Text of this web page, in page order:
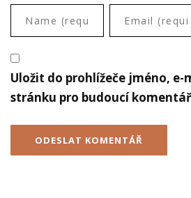
Uložit do prohlížeče jméno, e-
stránku pro budoucí